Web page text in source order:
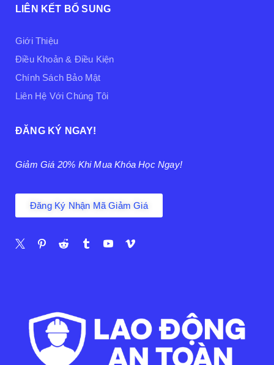
LIÊN KẾT BỔ SUNG
Giới Thiệu
Điều Khoản & Điều Kiện
Chính Sách Bảo Mật
Liên Hệ Với Chúng Tôi
ĐĂNG KÝ NGAY!
Giảm Giá 20% Khi Mua Khóa Học Ngay!
Đăng Ký Nhận Mã Giảm Giá